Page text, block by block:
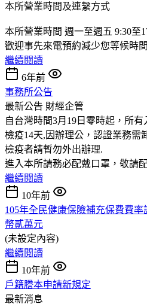
本所營業時間及連繫方式
本所營業時間 週一至週五 9:30至
歡迎事先來電預約減少您等候時間
繼續閱讀
6年前
事務所公告
最新公告 財經企管
自台灣時間3月19日零時起，所
檢疫14天,因辦理公，認證業務需
檢疫者請暫勿外出辦理.
進入本所請務必配戴口罩，敬請
繼續閱讀
10年前
105年全民健康保險補充保費費
幣貳萬元
(未設定內容)
繼續閱讀
10年前
戶籍謄本申請新規定
最新消息